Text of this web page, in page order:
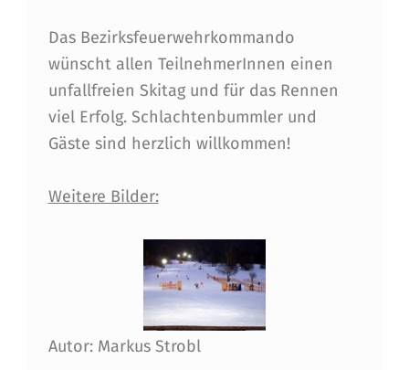
S
B
F
V
A
C
Das Bezirksfeuerwehrkommando
wünscht allen TeilnehmerInnen einen
unfallfreien Skitag und für das Rennen
viel Erfolg. Schlachtenbummler und
Gäste sind herzlich willkommen!
Weitere Bilder:
Autor: Markus Strobl